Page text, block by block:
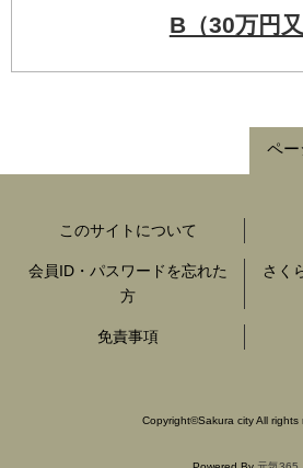
B（30万円
ペー
このサイトについて
会員ID・パスワードを忘れた
方
さく
免責事項
Copyright©Sakura city All rights